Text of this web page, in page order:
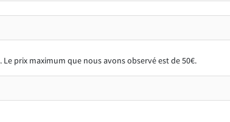
prix maximum que nous avons observé est de 50€.